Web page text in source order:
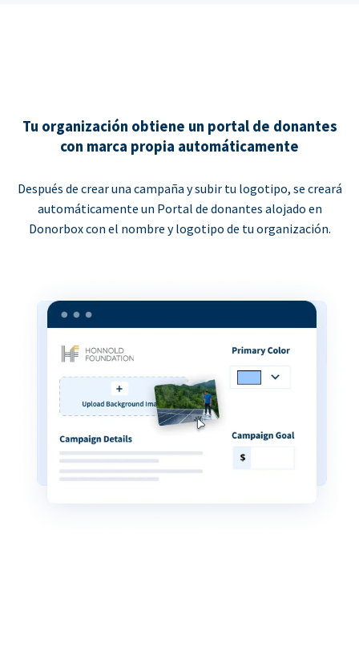
Tu organización obtiene un portal de donantes
con marca propia automáticamente
Después de crear una campaña y subir tu logotipo, se creará
automáticamente un Portal de donantes alojado en
Donorbox con el nombre y logotipo de tu organización.